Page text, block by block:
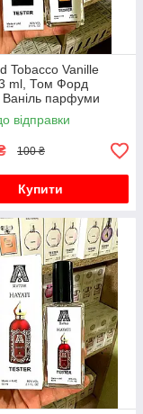
Tobacco Vanille
ml, Том Форд
Ваніль парфуми
відправки
100 ₴
Купити